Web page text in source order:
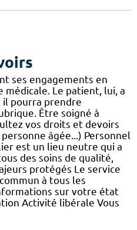
ses engagements en
médicale. Le patient, lui, a
pourra prendre
Être soigné à
vos droits et devoirs
âgée...) Personnel
est un lieu neutre qui a
des soins de qualité,
protégés Le service
à tous les
sur votre état
Activité libérale Vous